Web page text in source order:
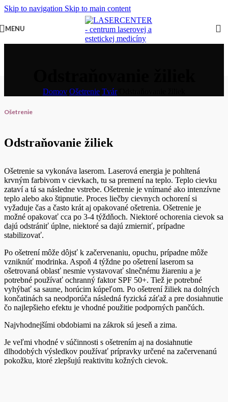
Skip to navigation Skip to main content
MENU
Domov Ošetrenie Tvár/
Ošetrenie
Odstraňovanie žiliek
Ošetrenie sa vykonáva laserom. Laserová energia je pohltená
krvným farbivom v cievkach, tu sa premení na teplo. Teplo cievku
zataví a tá sa následne vstrebe. Ošetrenie je vnímané ako intenzívne
teplo alebo ako štipnutie. Proces liečby cievnych ochorení si
vyžaduje čas a často krát aj opakované ošetrenia. Ošetrenie je
možné opakovať cca po 3-4 týždňoch. Niektoré ochorenia cievok sa
dajú odstrániť úplne, niektoré sa dajú zmierniť, prípadne
stabilizovať.
Po ošetrení môže dôjsť k začervenaniu, opuchu, prípadne môže
vzniknúť modrinka. Aspoň 4 týždne po ošetrení laserom sa
ošetrovaná oblasť nesmie vystavovať slnečnému žiareniu a je
potrebné používať ochranný faktor SPF 50+. Tiež je potrebné
vyhýbať sa saune, horúcim kúpeľom. Po ošetrení žiliek na dolných
končatinách sa neodporúča následná fyzická záťaž a pre dosiahnutie
čo najlepšieho efektu je vhodné použitie podporných pančúch.
Najvhodnejšími obdobiami na zákrok sú jeseň a zima.
Je veľmi vhodné v súčinnosti s ošetrením aj na dosiahnutie
dlhodobých výsledkov používať prípravky určené na začervenanú
pokožku, ktoré zlepšujú reaktivitu kožných cievok.